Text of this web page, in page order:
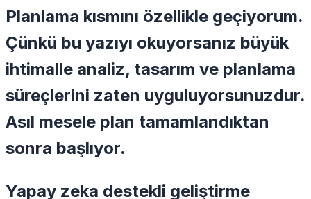
Planlama kısmını özellikle geçiyorum.
Çünkü bu yazıyı okuyorsanız büyük
ihtimalle analiz, tasarım ve planlama
süreçlerini zaten uyguluyorsunuzdur.
Asıl mesele plan tamamlandıktan
sonra başlıyor.
Yapay zeka destekli geliştirme